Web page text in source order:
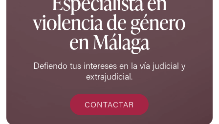
violencia de género
en Málaga
Defiendo tus intereses en la vía judicial y
extrajudicial.
CONTACTAR